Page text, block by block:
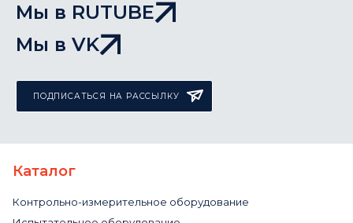
Мы в RUTUBE
Мы в VK
ПОДПИСАТЬСЯ НА РАССЫЛКУ
Каталог
Контрольно-измерительное оборудование